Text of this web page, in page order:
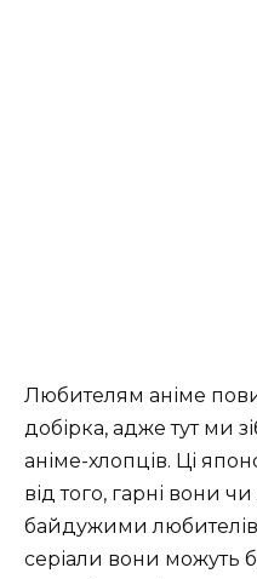
Любителям аніме
добірка, адже тут ми
аніме-хлопців. Ці
від того, гарні вони
байдужими любителів
серіали вони можуть